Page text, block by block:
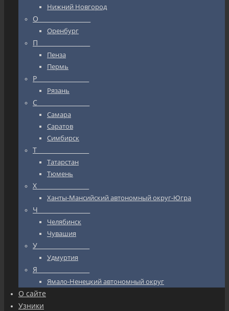
Нижний Новгород
О_________________
Оренбург
П_________________
Пенза
Пермь
Р_________________
Рязань
С_________________
Самара
Саратов
Симбирск
Т_________________
Татарстан
Тюмень
Х_________________
Ханты-Мансийский автономный округ-Югра
Ч_________________
Челябинск
Чувашия
У_________________
Удмуртия
Я_________________
Ямало-Ненецкий автономный округ
О сайте
Узники